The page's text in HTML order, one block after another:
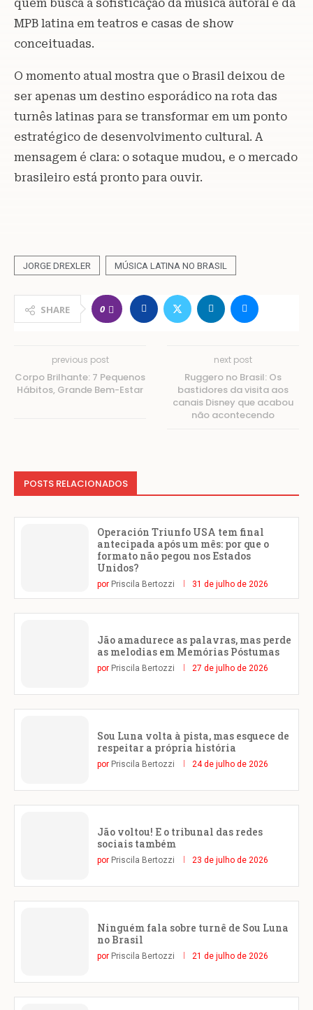
quem busca a sofisticação da música autoral e da
MPB latina em teatros e casas de show
conceituadas.
O momento atual mostra que o Brasil deixou de
ser apenas um destino esporádico na rota das
turnês latinas para se transformar em um ponto
estratégico de desenvolvimento cultural. A
mensagem é clara: o sotaque mudou, e o mercado
brasileiro está pronto para ouvir.
JORGE DREXLER MÚSICA LATINA NO BRASIL
SHARE 0
previous post
Corpo Brilhante: 7 Pequenos
Hábitos, Grande Bem-Estar
next post
Ruggero no Brasil: Os
bastidores da visita aos
canais Disney que acabou
não acontecendo
POSTS RELACIONADOS
Operación Triunfo USA tem final
antecipada após um mês: por que o
formato não pegou nos Estados
Unidos?
por Priscila Bertozzi 31 de julho de 2026
Jão amadurece as palavras, mas perde
as melodias em Memórias Póstumas
por Priscila Bertozzi 27 de julho de 2026
Sou Luna volta à pista, mas esquece de
respeitar a própria história
por Priscila Bertozzi 24 de julho de 2026
Jão voltou! E o tribunal das redes
sociais também
por Priscila Bertozzi 23 de julho de 2026
Ninguém fala sobre turnê de Sou Luna
no Brasil
por Priscila Bertozzi 21 de julho de 2026